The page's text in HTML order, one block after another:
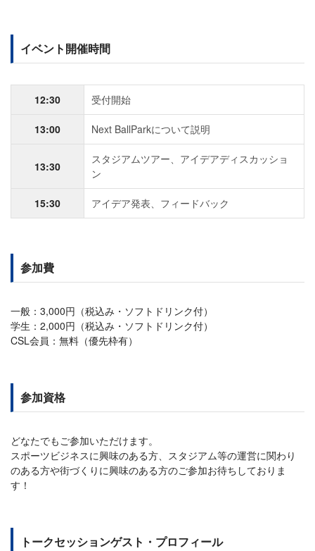
イベント開催時間
12:30 受付開始
13:00 Next BallParkについて説明
13:30
スタジアムツアー、アイデアディスカッショ
ン
15:30 アイデア発表、フィードバック
参加費
一般：3,000円（税込み・ソフトドリンク付）
学生：2,000円（税込み・ソフトドリンク付）
CSL会員：無料（優先枠有）
参加資格
どなたでもご参加いただけます。
スポーツビジネスに興味のある方、スタジアム等の運営に関わり
のある方や街づくりに興味のある方のご参加お待ちしておりま
す！
トークセッションゲスト・プロフィール